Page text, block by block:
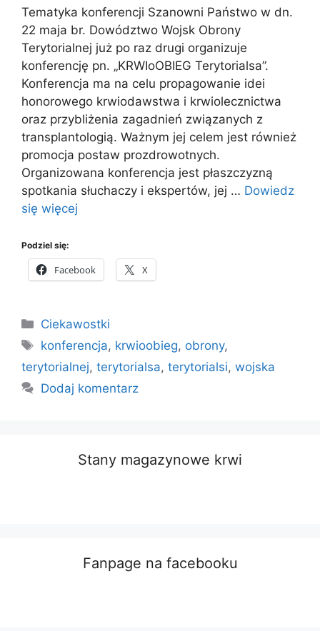
Tematyka konferencji Szanowni Państwo w dn.
22 maja br. Dowództwo Wojsk Obrony
Terytorialnej już po raz drugi organizuje
konferencję pn. „KRWIoOBIEG Terytorialsa”.
Konferencja ma na celu propagowanie idei
honorowego krwiodawstwa i krwiolecznictwa
oraz przybliżenia zagadnień związanych z
transplantologią. Ważnym jej celem jest również
promocja postaw prozdrowotnych.
Organizowana konferencja jest płaszczyzną
spotkania słuchaczy i ekspertów, jej … Dowiedz
się więcej
Podziel się:
Facebook X
Kategorie
Ciekawostki
Tagi
konferencja, krwioobieg, obrony,
terytorialnej, terytorialsa, terytorialsi, wojska
Dodaj komentarz
Stany magazynowe krwi
Fanpage na facebooku